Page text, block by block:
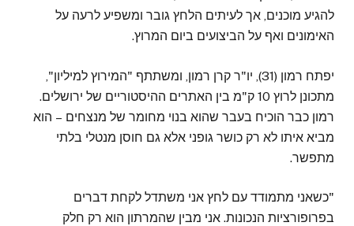
להגיע מוכנים, אך לעיתים הלחץ גובר ומשפיע לרעה על
האימונים ואף על הביצועים ביום המרוץ.
יפתח רמון (31), יו"ר קרן רמון, ומשתתף "המירוץ למיליון",
מתכונן לרוץ 10 ק"מ בין האתרים ההיסטוריים של ירושלים.
רמון כבר הוכיח בעבר שהוא בנוי מחומר של מנצחים – הוא
מביא איתו לא רק כושר גופני אלא גם חוסן מנטלי בלתי
מתפשר.
"כשאני מתמודד עם לחץ אני משתדל לקחת דברים
בפרופורציות הנכונות. אני מבין שהמרתון הוא רק חלק